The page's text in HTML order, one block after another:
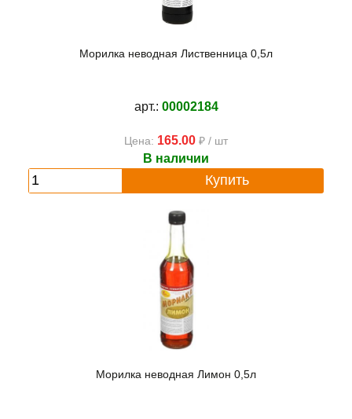
Морилка неводная Лиственница 0,5л
арт.: 00002184
Цена: 165.00 ₽ / шт
В наличии
Купить
Морилка неводная Лимон 0,5л